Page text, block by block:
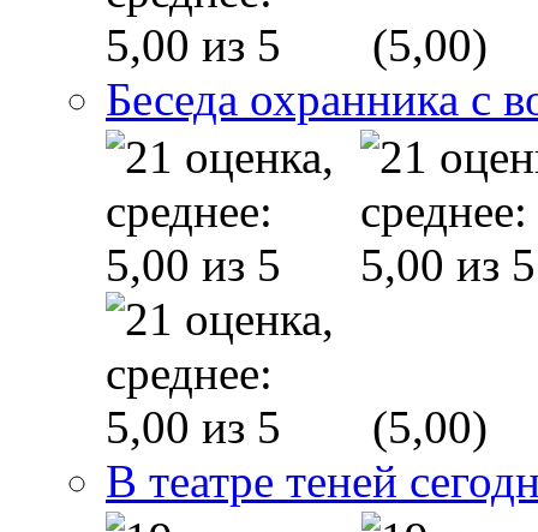
(5,00)
Беседа охранника с
(5,00)
В театре теней